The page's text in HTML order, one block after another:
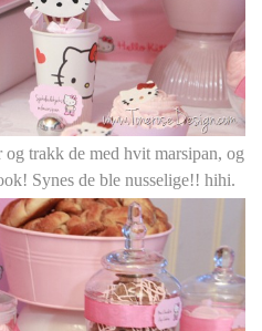
trakk de med hvit marsipan, og
Synes de ble nusselige!! hihi.